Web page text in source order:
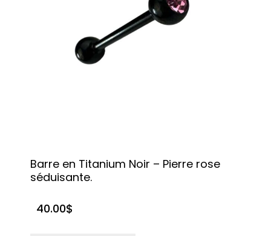
Barre en Titanium Noir – Pierre rose
séduisante.
40.00$